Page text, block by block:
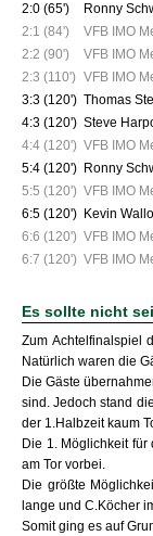
2:0 (65')
Ronny
2:1 (84')
VFB IMO
2:2 (90')
VFB IMO
2:3 (110') VFB IMO
3:3 (120') Thomas
4:3 (120') Steve
4:4 (120') VFB IMO
5:4 (120') Ronny
5:5 (120') VFB IMO
6:5 (120') Kevin
6:6 (120') VFB IMO
6:7 (120') VFB IMO
Es sollte nicht
Zum Achtelfinalspiel
Natürlich waren die
Die Gäste
sind. Jedoch stand
der 1.Halbzeit kaum
Die 1. Möglichkeit
am Tor vorbei.
Die größte
lange und C.Köcher
Somit ging es auf